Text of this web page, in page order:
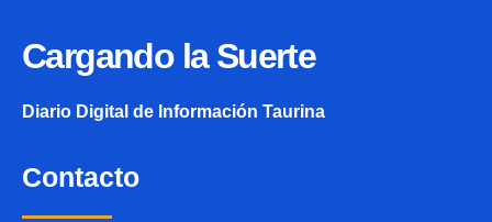
Cargando la Suerte
Diario Digital de Información Taurina
Contacto